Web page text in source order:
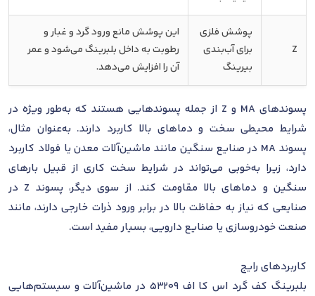
Z
پوشش فلزی
برای آب‌بندی
بیرینگ
این پوشش مانع ورود گرد و غبار و
رطوبت به داخل بلبرینگ می‌شود و عمر
آن را افزایش می‌دهد.
پسوندهای MA و Z از جمله پسوندهایی هستند که به‌طور ویژه در
شرایط محیطی سخت و دماهای بالا کاربرد دارند. به‌عنوان مثال،
پسوند MA در صنایع سنگین مانند ماشین‌آلات معدن یا فولاد کاربرد
دارد، زیرا به‌خوبی می‌تواند در شرایط سخت کاری از قبیل بارهای
سنگین و دماهای بالا مقاومت کند. از سوی دیگر، پسوند Z در
صنایعی که نیاز به حفاظت بالا در برابر ورود ذرات خارجی دارند، مانند
صنعت خودروسازی یا صنایع دارویی، بسیار مفید است.
کاربردهای رایج
بلبرینگ کف گرد اس کا اف 53209 در ماشین‌آلات و سیستم‌هایی